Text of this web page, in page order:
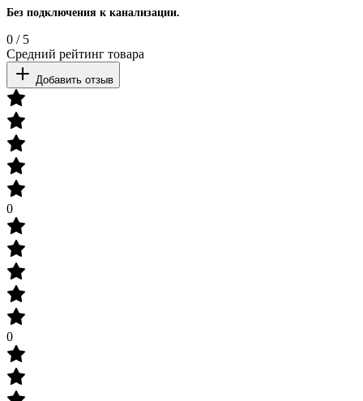
Без подключения к канализации.
0 / 5
Средний рейтинг товара
Добавить отзыв
0
0